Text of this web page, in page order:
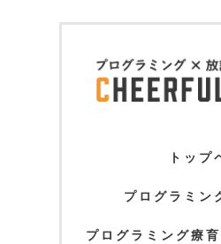
トップ
プログラミン
プログラミング療